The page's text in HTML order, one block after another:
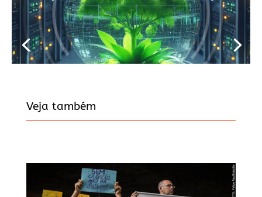
Veja também